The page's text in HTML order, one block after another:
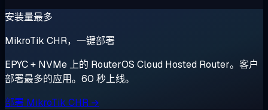
安装量最多
MikroTik CHR，一键部署
EPYC + NVMe 上的 RouterOS Cloud Hosted Router。客户
部署最多的应用。60 秒上线。
部署 MikroTik CHR →